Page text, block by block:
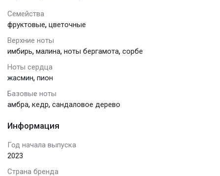
Семейства
фруктовые, цветочные
Верхние ноты
имбирь, малина, ноты бергамота, сорбе
Ноты сердца
жасмин, пион
Базовые ноты
амбра, кедр, сандаловое дерево
Информация
Год начала выпуска
2023
Страна бренда